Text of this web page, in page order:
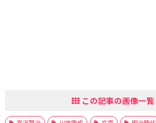
この記事の画像一覧